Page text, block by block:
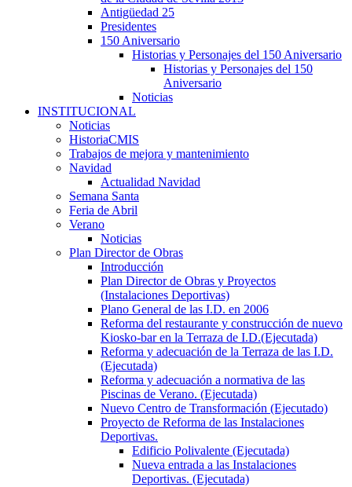
Antigüedad 25
Presidentes
150 Aniversario
Historias y Personajes del 150 Aniversario
Historias y Personajes del 150
Aniversario
Noticias
INSTITUCIONAL
Noticias
HistoriaCMIS
Trabajos de mejora y mantenimiento
Navidad
Actualidad Navidad
Semana Santa
Feria de Abril
Verano
Noticias
Plan Director de Obras
Introducción
Plan Director de Obras y Proyectos
(Instalaciones Deportivas)
Plano General de las I.D. en 2006
Reforma del restaurante y construcción de nuevo
Kiosko-bar en la Terraza de I.D.(Ejecutada)
Reforma y adecuación de la Terraza de las I.D.
(Ejecutada)
Reforma y adecuación a normativa de las
Piscinas de Verano. (Ejecutada)
Nuevo Centro de Transformación (Ejecutado)
Proyecto de Reforma de las Instalaciones
Deportivas.
Edificio Polivalente (Ejecutada)
Nueva entrada a las Instalaciones
Deportivas. (Ejecutada)